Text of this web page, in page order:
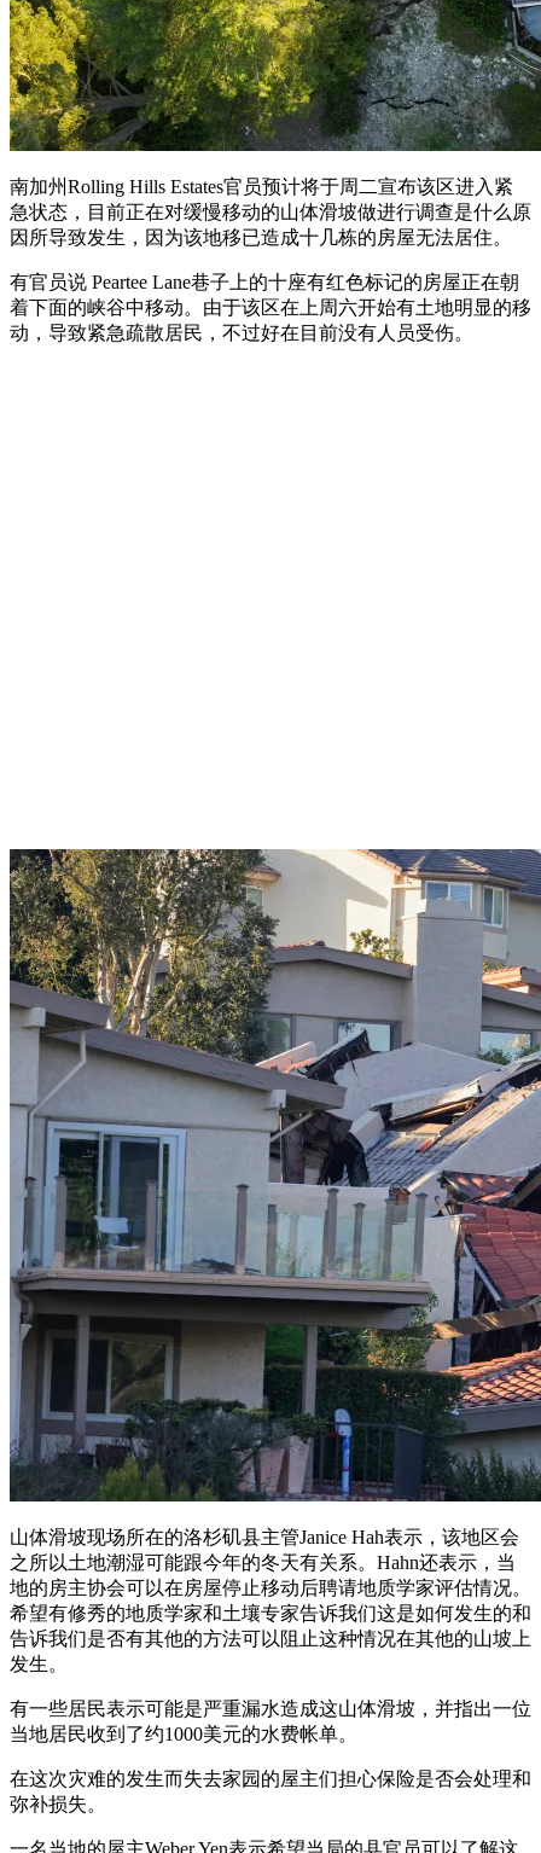
南加州Rolling Hills Estates官员预计将于周二宣布该区进入紧
急状态，目前正在对缓慢移动的山体滑坡做进行调查是什么原
因所导致发生，因为该地移已造成十几栋的房屋无法居住。
有官员说 Peartee Lane巷子上的十座有红色标记的房屋正在朝
着下面的峡谷中移动。由于该区在上周六开始有土地明显的移
动，导致紧急疏散居民，不过好在目前没有人员受伤。
山体滑坡现场所在的洛杉矶县主管Janice Hah表示，该地区会
之所以土地潮湿可能跟今年的冬天有关系。Hahn还表示，当
地的房主协会可以在房屋停止移动后聘请地质学家评估情况。
希望有修秀的地质学家和土壤专家告诉我们这是如何发生的和
告诉我们是否有其他的方法可以阻止这种情况在其他的山坡上
发生。
有一些居民表示可能是严重漏水造成这山体滑坡，并指出一位
当地居民收到了约1000美元的水费帐单。
在这次灾难的发生而失去家园的屋主们担心保险是否会处理和
弥补损失。
一名当地的屋主Weber Yen表示希望当局的县官员可以了解这